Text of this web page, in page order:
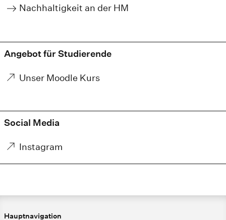
Nachhaltigkeit an der HM
Angebot für Studierende
Unser Moodle Kurs
Social Media
Instagram
Hauptnavigation